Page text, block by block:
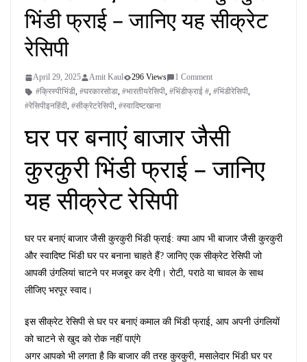
भिंडी फ्राई – जानिए यह सीक्रेट
रेसिपी
April 29, 2025 Amit Kaul 296 Views
1 Comment
#क्रिस्पीभिंडी, #घरकारसोडा, #भारतीयरेसिपी, #भिंडीफ्राई #, #भिंडीरेसिपी,
#रेसिपीइनहिंदी, #सीक्रेटरेसिपी, #स्वादिष्टखाना
घर पर बनाएं बाजार जैसी
कुरकुरी भिंडी फ्राई – जानिए
यह सीक्रेट रेसिपी
घर पर बनाएं बाजार जैसी कुरकुरी भिंडी फ्राई: क्या आप भी बाजार जैसी कुरकुरी
और स्वादिष्ट भिंडी घर पर बनाना चाहते हैं? जानिए एक सीक्रेट रेसिपी जो
आपकी उंगलियां चाटने पर मजबूर कर देगी। रोटी, पराठे या चावल के साथ
लीजिए भरपूर स्वाद।
इस सीक्रेट रेसिपी से घर पर बनाएं कमाल की भिंडी फ्राई, आप अपनी उंगलियों
को चाटने से खुद को रोक नहीं पाएंगे
अगर आपको भी लगता है कि बाजार की तरह कुरकुरी, मसालेदार भिंडी घर पर